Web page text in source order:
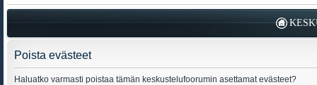
Poista evästeet
Haluatko varmasti poistaa tämän keskustelufoorumin asettamat evästeet?